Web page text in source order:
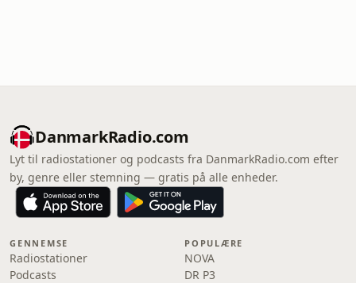
DanmarkRadio.com
Lyt til radiostationer og podcasts fra DanmarkRadio.com efter
by, genre eller stemning — gratis på alle enheder.
GENNEMSE
Radiostationer
Podcasts
POPULÆRE
NOVA
DR P3